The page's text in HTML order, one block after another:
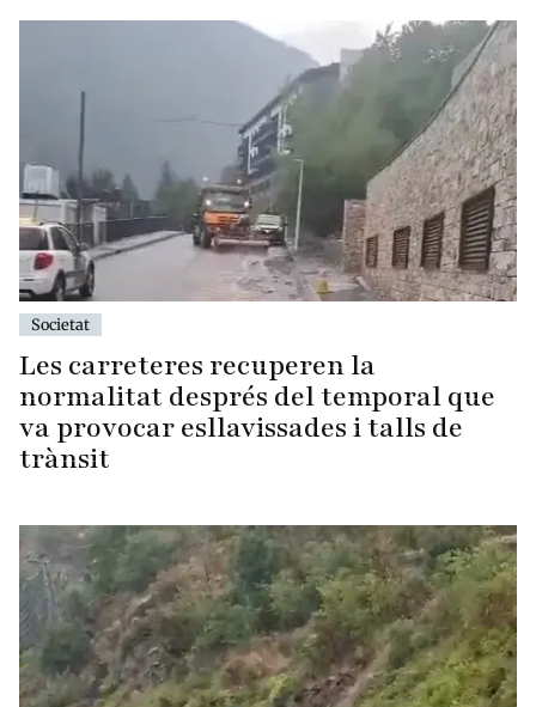
Societat
Les carreteres recuperen la
normalitat després del temporal que
va provocar esllavissades i talls de
trànsit